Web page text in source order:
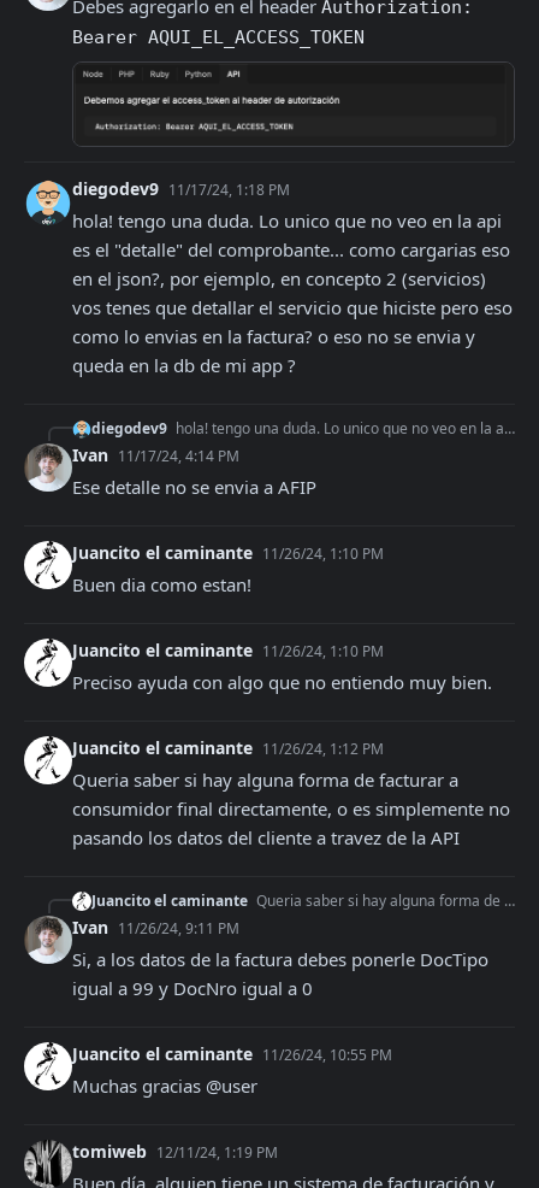
Debes agregarlo en el header Authorization:
Bearer AQUI_EL_ACCESS_TOKEN
diegodev9 11/17/24, 1:18 PM
hola! tengo una duda. Lo unico que no veo en la api
es el "detalle" del comprobante... como cargarias eso
en el json?, por ejemplo, en concepto 2 (servicios)
vos tenes que detallar el servicio que hiciste pero eso
como lo envias en la factura? o eso no se envia y
queda en la db de mi app ?
diegodev9 hola! tengo una duda. Lo unico que no veo en la api es el "detalle" del comprobante... como cargarias eso en el json?, por ejemplo, en concepto 2 (servicios) vo
Ivan 11/17/24, 4:14 PM
Ese detalle no se envia a AFIP
Juancito el caminante 11/26/24, 1:10 PM
Buen dia como estan!
Juancito el caminante 11/26/24, 1:10 PM
Preciso ayuda con algo que no entiendo muy bien.
Juancito el caminante 11/26/24, 1:12 PM
Queria saber si hay alguna forma de facturar a
consumidor final directamente, o es simplemente no
pasando los datos del cliente a travez de la API
Juancito el caminante Queria saber si hay alguna forma de facturar a consumidor final directamente, o es simplemente no pasando los datos del cliente a travez de la API
Ivan 11/26/24, 9:11 PM
Si, a los datos de la factura debes ponerle DocTipo
igual a 99 y DocNro igual a 0
Juancito el caminante 11/26/24, 10:55 PM
Muchas gracias @user
tomiweb 12/11/24, 1:19 PM